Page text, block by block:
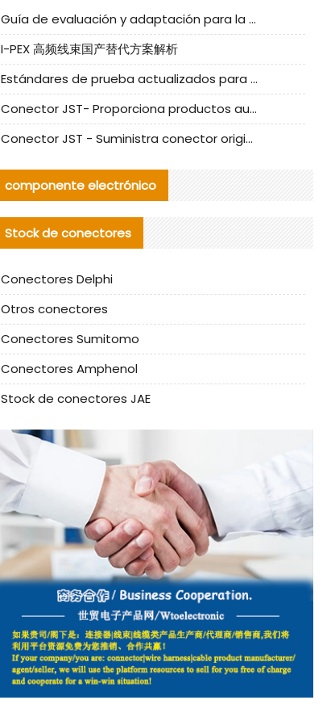
Guía de evaluación y adaptación para la producción en serie de componentes de cables nacionales para CNC Tech
I-PEX 高频线束国产替代方案解析
Estándares de prueba actualizados para conectores nacionales bajo la referencia de CLIFF
Conector JST- Proporciona productos auténticos y alternativos del conector JST NSHR-02V-S
Conector JST - Suministra conector original JST GHR-09V-S | productos alternativos
componente electrónico
Stock de conectores
Conectores Delphi
Otros conectores
Conectores Sumitomo
Conectores Amphenol
Stock de conectores JAE